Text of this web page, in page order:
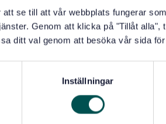
se till att vår webbplats fungerar
Genom att klicka på "Tillåt
ditt val genom att besöka vår sida för
Inställningar